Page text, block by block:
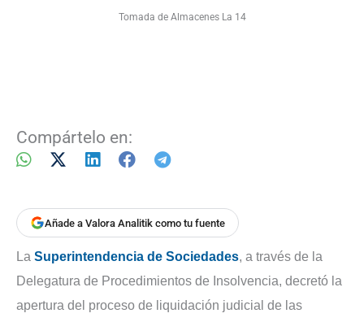
Tomada de Almacenes La 14
Compártelo en:
Añade a Valora Analitik como tu fuente
La Superintendencia de Sociedades, a través de la
Delegatura de Procedimientos de Insolvencia, decretó la
apertura del proceso de liquidación judicial de las